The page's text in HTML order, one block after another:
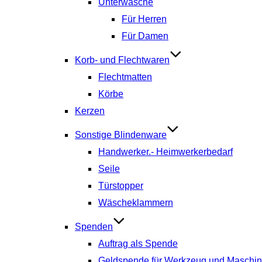
Unterwäsche
Für Herren
Für Damen
Korb- und Flechtwaren
Flechtmatten
Körbe
Kerzen
Sonstige Blindenware
Handwerker.- Heimwerkerbedarf
Seile
Türstopper
Wäscheklammern
Spenden
Auftrag als Spende